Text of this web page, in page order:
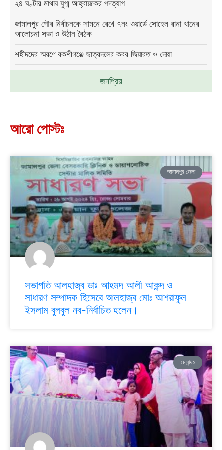
জনপ্রিয়
২৪ ঘণ্টার মাথায় যুগ্ম আহ্বায়কের পদত্যাগ
জামালপুর পৌর নির্বাচনকে সামনে রেখে ৭নং ওয়ার্ডে সোহেল রানা খানের
আলোচনা সভা ও উঠান বৈঠক
শহীদদের স্মরণে বকশীগঞ্জে ছাত্রদলের কবর জিয়ারত ও দোয়া
আরো পোস্টঃ
জামালপুর জেলা
সভাপতি আলহাজ্ব ডাঃ আহমদ আলী আকন্দ ও
সাধারণ সম্পাদক হিসেবে আলহাজ্ব মোঃ আশরাফুল
ইসলাম বুলবুল নব-নির্বাচিত হলেন।
মেলান্দহ